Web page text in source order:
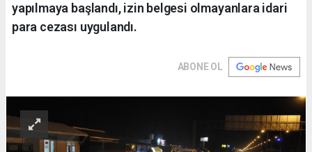
yapılmaya başlandı, izin belgesi olmayanlara idari
para cezası uygulandı.
ABONE OL